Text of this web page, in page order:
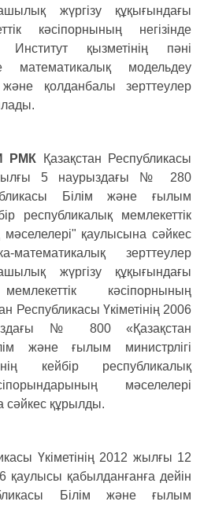
жүргізу құқығындағы
кәсіпорнының негізінде
Институт қызметінің пәні
математикалық модельдеу
және қолданбалы зерттеулер
РМК
Қазақстан Республикасы
жылғы 5 наурыздағы № 280
Білім және ғылым
республикалық мемлекеттік
қаулысына сәйкес
математикалық зерттеулер
жүргізу құқығындағы
кәсіпорнының
Республикасы Үкіметінің 2006
№ 800 «Қазақстан
және ғылым министрлігі
кейбір республикалық
мәселелері
сәйкес құрылды.
Үкіметінің 2012 жылғы 12
қабылданғанға дейін
Білім және ғылым